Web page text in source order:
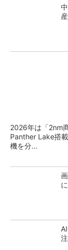
2026年は「2nm
Panther Lake搭
機を分...
に